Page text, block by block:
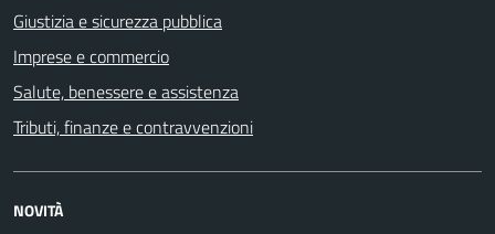
Giustizia e sicurezza pubblica
Imprese e commercio
Salute, benessere e assistenza
Tributi, finanze e contravvenzioni
NOVITÀ